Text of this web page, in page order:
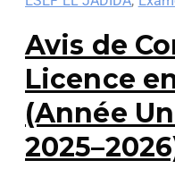
Avis de
Licence
(Année